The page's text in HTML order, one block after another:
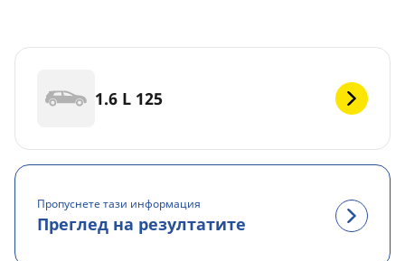
1.6 L 125
Пропуснете тази информация
Преглед на резултатите